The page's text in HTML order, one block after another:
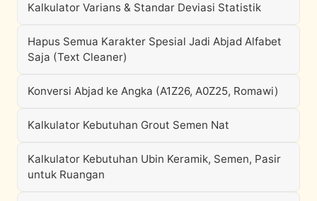
Kalkulator Varians & Standar Deviasi Statistik
Hapus Semua Karakter Spesial Jadi Abjad Alfabet
Saja (Text Cleaner)
Konversi Abjad ke Angka (A1Z26, A0Z25, Romawi)
Kalkulator Kebutuhan Grout Semen Nat
Kalkulator Kebutuhan Ubin Keramik, Semen, Pasir
untuk Ruangan